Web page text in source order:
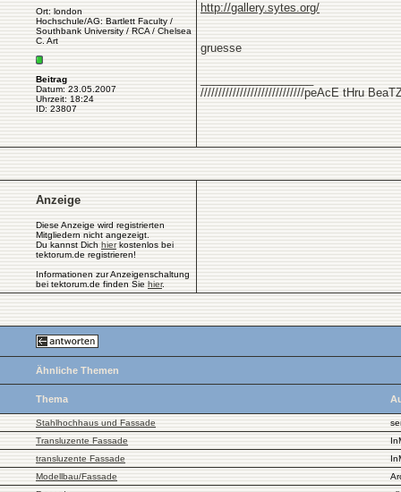
Ort: london
Hochschule/AG: Bartlett Faculty /
Southbank University / RCA / Chelsea
C. Art
Beitrag
Datum: 23.05.2007
Uhrzeit: 18:24
ID: 23807
http://gallery.sytes.org/
gruesse
/////////////////////////////peAcE tHru
Anzeige
Diese Anzeige wird registrierten
Mitgliedern nicht angezeigt.
Du kannst Dich hierkostenlos bei
tektorum.de registrieren!
Informationen zur Anzeigenschaltung
bei tektorum.de finden Sie hier.
Ähnliche Themen
Thema
Stahlhochhaus und Fassade
Transluzente Fassade
transluzente Fassade
Modellbau/Fassade